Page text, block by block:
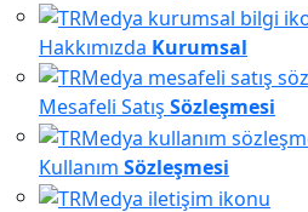
Hakkımızda Kurumsal
Mesafeli Satış Sözleşmesi
Kullanım Sözleşmesi